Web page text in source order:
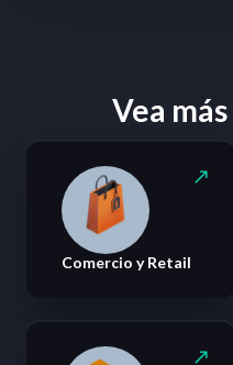
Vea más
Comercio y Retail